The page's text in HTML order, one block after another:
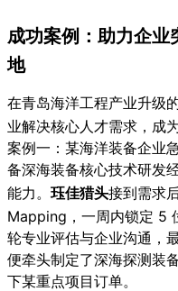
成功案例：助力企业
地
在青岛海洋工程产业升级
业解决核心人才需求，成
案例一：某海洋装备企业
备深海装备核心技术研发
能力。 珏佳猎头接到需求
Mapping，一周内锁定 5
轮专业评估与企业沟通，
便牵头制定了深海探测装
下某重点项目订单。